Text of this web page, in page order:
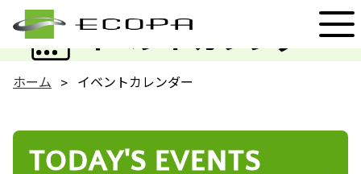
イベントカレンダー
EVENT
ホーム イベントカレンダー
TODAY'S EVENTS